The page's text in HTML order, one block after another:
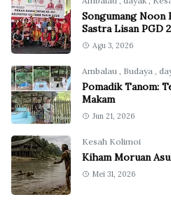
Songumang Noon
Sastra Lisan PGD
Agu 3, 2026
Ambalau Budaya
Pomadik Tanom:
Makam
Jun 21, 2026
Kesah Kolimoi
Kiham Moruan
Mei 31, 2026